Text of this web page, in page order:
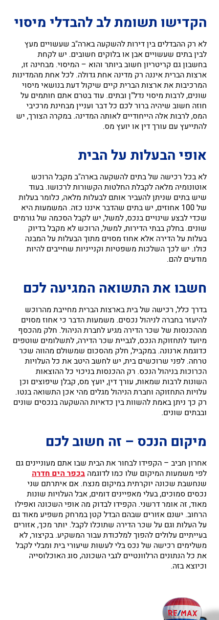
הקדישו תשומת לב להבדלי מיסוי
לא רק ההבדלים בין דירות להשקעה בארה"ב שעשויים מעץ
לבין בתים שעשויים אבן או בלוקים חשובים. יש לקחת
בחשבון גם קריטריון חשוב ביותר והוא – המיסוי. מבחינה זו,
ארצות הברית איננה רק מדינה אחת גדולה. לכל אחת מהמדינות
המרכיבות את ארצות הברית קיים שיקול דעת בנושאי מיסוי
שונים, לרבות מיסוי נדל"ן ובתים. עוד בטרם אתם חותמים על
חוזה חשוב שיהיה ברור לכם כל דבר ועניין מבחינת מרכיבי
המס, לרבות אלה הייחודיים לאותה המדינה. במקרה הצורך, יש
להתייעץ עם עורך דין או יועץ מס.
אופי הבעלות על הבית
לא בכל רכישה של בתים להשקעה בארה"ב מקבל הרוכש
אוטונומיה מלאה לקבלת החלטות הקשורות לרכושו. בעוד
שיש בתים שניתן להעביר אותם לבעלות מלאה, כלומר בעלות
של 100 אחוזים, יש בתים שהדבר איננו כזה. המשמעות היא
שכדי לבצע שינויים בנכס, למשל, יש לקבל הסכמה של גורמים
שונים. בחלק בבתי הדירות, למשל, הרוכש לא מקבל בדיוק
בעלות על הדירה אלא אחוז מסוים מתוך הבעלות על המבנה
כולו. יש לכך השלכות משפטיות וקנייניות שחייבים להיות
מודעים להם.
חשבו את התשואה המגיעה לכם
בדרך כלל, רכישה של בית בארצות הברית מחייבת מהרוכש
להיעזר בחברה לניהול נכסים. משמעות הדבר כי אחוז מסוים
מההכנסות של שכר הדירה מגיע לחברת הניהול. חלק מהכסף
מיועד לתחזוקת הנכס, לגביית שכר הדירה, לתשלומים שוטפים
כדוגמת ארנונה. במקביל, חלק מהסכום שמשולם מהווה שכר
טרחה. לפני שרוכשים בית, יש לחשב היטב את כל העלויות
הכרוכות בניהול הנכס. רק ההכנסות בניכוי כל ההוצאות
השונות לרבות שמאות, עורך דין, יועץ מס, קבלן שיפוצים וכן
עלויות התחזוקה וחברת הניהול מגלים מהי אכן התשואה בנטו.
רק כך ניתן באמת להשוות בין כדאיות ההשקעה בנכסים שונים
ובבתים שונים.
מיקום הנכס – זה חשוב לכם
אחרון חביב – הקפידו לבחור את הבית שבו אתם מעוניינים גם
לפי משמעות המיקום שלו כמו לדוגמה בכפר הים חדרה
שנחשבת שכונה יוקרתית במיקום מנצח. אם איתרתם שני
נכסים סמוכים, בעלי מאפיינים דומים, אבל העלויות שונות
מאוד, זה אומר דרשני. הקפידו לבדוק מה אופי השכונה ואפילו
הרחוב. ישנם אזורים שבהם הבדל קטן במרחק משפיע מאוד גם
על העלות וגם על שכר הדירה שתוכלו לקבל. יותר מכך, אזורים
בעייתיים עלולים להפוך למלכודת עבור המשקיע. בקיצור, לא
משלימים רכישה של נכס בלי לעשות שיעורי בית ומבלי לקבל
את כל הנתונים הרלוונטיים לגבי השכונה, סוג האוכלוסייה
וכיוצא בזה.